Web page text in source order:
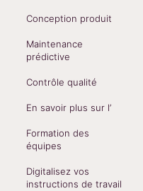
Conception produit
Maintenance
prédictive
Contrôle qualité
En savoir plus sur l’
Formation des
équipes
Digitalisez vos
instructions de travail